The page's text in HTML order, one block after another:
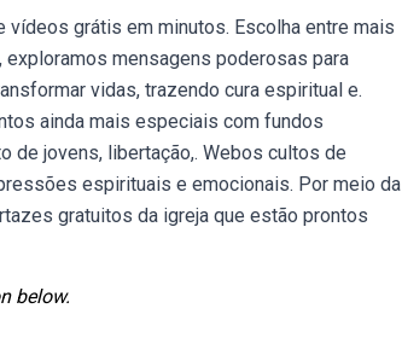
grátis em minutos. Escolha entre mais
mensagens poderosas para
vidas, trazendo cura espiritual e.
ainda mais especiais com fundos
de jovens, libertação,. Webos cultos de
espirituais e emocionais. Por meio da
gratuitos da igreja que estão prontos
below.